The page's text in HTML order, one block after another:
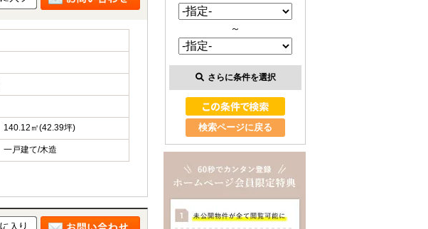
140.12㎡(42.39坪)
一戸建て/木造
～
さらに条件を選択
検索ページに戻る